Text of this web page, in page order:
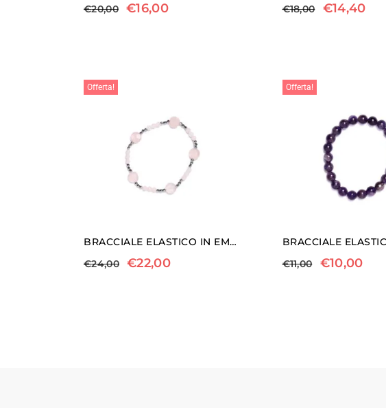
€20,00 €16,00
€18,00 €14,40
Offerta!
BRACCIALE ELASTICO IN EMATITE E QUARZO ROSA
€24,00 €22,00
Offerta!
€11,00 €10,00